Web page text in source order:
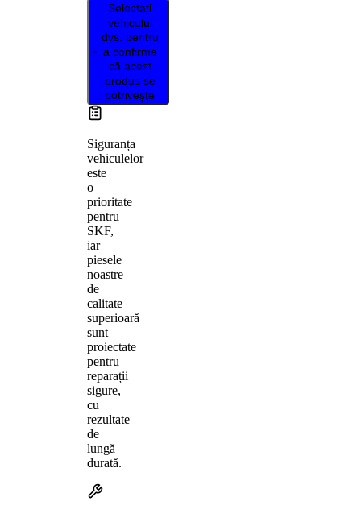
Selectați
vehiculul
dvs. pentru
a confirma
că acest
produs se
potrivește
Siguranța
vehiculelor
este
o
prioritate
pentru
SKF,
iar
piesele
noastre
de
calitate
superioară
sunt
proiectate
pentru
reparații
sigure,
cu
rezultate
de
lungă
durată.